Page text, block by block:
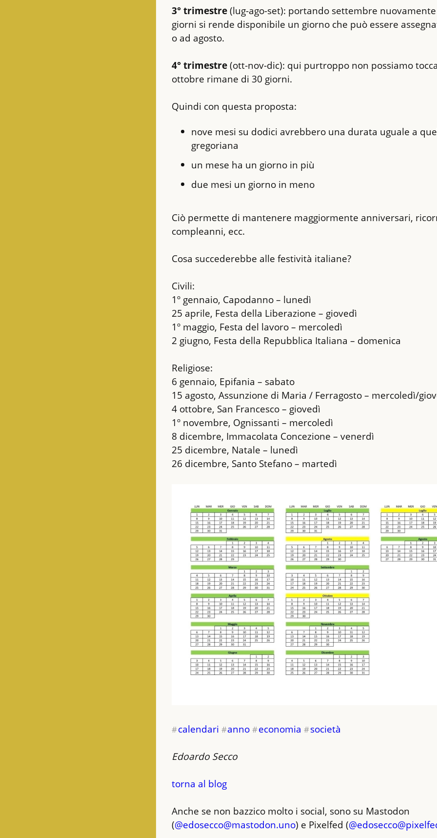
3° trimestre (lug-ago-set): portando settembre
giorni si rende disponibile un giorno che può essere
o ad agosto.
4° trimestre (ott-nov-dic): qui purtroppo non possiamo
ottobre rimane di 30 giorni.
Quindi con questa proposta:
nove mesi su dodici avrebbero una durata uguale a
gregoriana
un mese ha un giorno in più
due mesi un giorno in meno
Ciò permette di mantenere maggiormente anniversari,
compleanni, ecc.
Cosa succederebbe alle festività italiane?
Civili:
1º gennaio, Capodanno – lunedì
25 aprile, Festa della Liberazione – giovedì
1º maggio, Festa del lavoro – mercoledì
2 giugno, Festa della Repubblica Italiana – domenica
Religiose:
6 gennaio, Epifania – sabato
15 agosto, Assunzione di Maria / Ferragosto – mercoledì/
4 ottobre, San Francesco – giovedì
1º novembre, Ognissanti – mercoledì
8 dicembre, Immacolata Concezione – venerdì
25 dicembre, Natale – lunedì
26 dicembre, Santo Stefano – martedì
#calendari #anno #economia #società
Edoardo Secco
torna al blog
Anche se non bazzico molto i social, sono su Mastodon
(@edosecco@mastodon.uno) e Pixelfed (@